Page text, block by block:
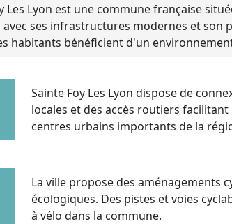
Les Lyon est une commune française
ses infrastructures modernes et
habitants bénéficient d'un
Sainte Foy Les Lyon dispose de
locales et des accès routiers
centres urbains importants de la
La ville propose des aménagements
écologiques. Des pistes et voies
à vélo dans la commune.